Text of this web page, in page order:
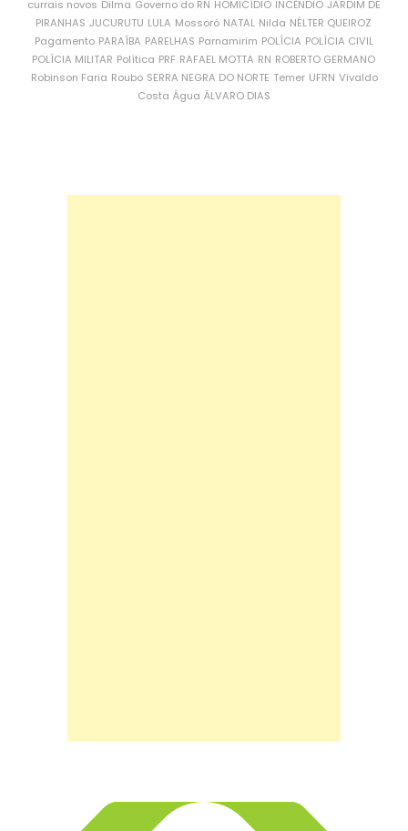
currais novos Dilma Governo do RN HOMICÍDIO INCÊNDIO JARDIM DE
PIRANHAS JUCURUTU LULA Mossoró NATAL Nilda NÉLTER QUEIROZ
Pagamento PARAÍBA PARELHAS Parnamirim POLÍCIA POLÍCIA CIVIL
POLÍCIA MILITAR Política PRF RAFAEL MOTTA RN ROBERTO GERMANO
Robinson Faria Roubo SERRA NEGRA DO NORTE Temer UFRN Vivaldo
Costa Água ÁLVARO DIAS